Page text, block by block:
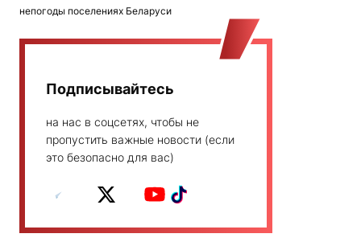
непогоды поселениях Беларуси
Подписывайтесь
на нас в соцсетях, чтобы не
пропустить важные новости (если
это безопасно для вас)